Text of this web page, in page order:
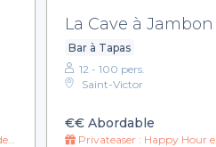
La Cave à Jambon
Bar à Tapas
12 - 100 pers.
Saint-Victor
€€Abordable
Privateaser : Happy Hour exceptionnel pour les groupes !